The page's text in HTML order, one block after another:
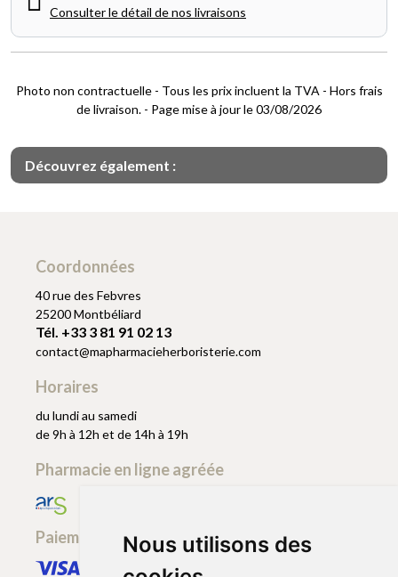
Nous utilisons des
Consulter le détail de nos livraisons
Photo non contractuelle - Tous les prix incluent la TVA - Hors frais
de livraison. - Page mise à jour le 03/08/2026
Découvrez également :
Coordonnées
40 rue des Febvres
25200 Montbéliard
Tél. +33 3 81 91 02 13
contact@mapharmacieherboristerie.com
Horaires
du lundi au samedi
de 9h à 12h et de 14h à 19h
Pharmacie en ligne agréée
Paiement sécurisé